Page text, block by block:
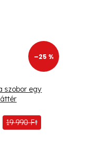
–25 %
szobor egy
19 990 Ft